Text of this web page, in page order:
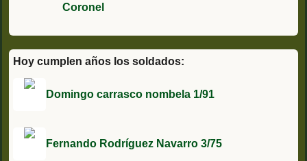
Coronel
Hoy cumplen años los soldados:
Domingo carrasco nombela 1/91
Fernando Rodríguez Navarro 3/75